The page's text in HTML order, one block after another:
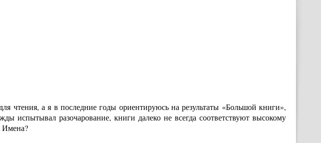
чтения, а я в последние годы ориентируюсь на результаты «Большой книги»,
испытывал разочарование, книги далеко не всегда соответствуют высокому
Имена?